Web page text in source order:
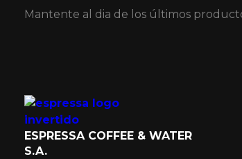
Mantente al dia de los últimos
ESPRESSA COFFEE & WATER
S.A.